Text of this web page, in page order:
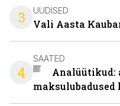
3 UUDISED
Vali Aasta
4
SAATED
Analüütikud: